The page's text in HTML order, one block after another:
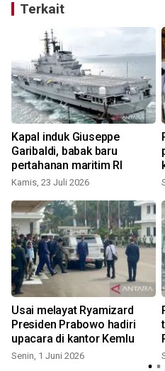
Terkait
Kapal induk Giuseppe
Garibaldi, babak baru
pertahanan maritim RI
Kamis, 23 Juli 2026
Usai melayat Ryamizard
Presiden Prabowo hadiri
upacara di kantor Kemlu
Senin, 1 Juni 2026